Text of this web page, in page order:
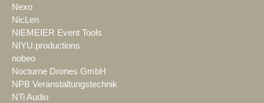
Nexo
NicLen
NIEMEIER Event Tools
NIYU.productions
nobeo
Nocturne Drones GmbH
NPB Veranstaltungstechnik
NTi Audio